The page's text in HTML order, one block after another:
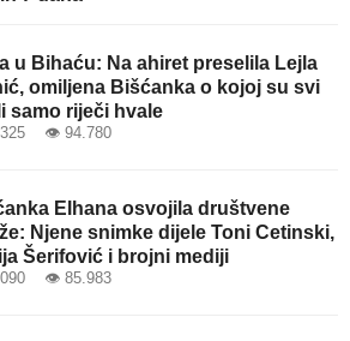
u Bihaću: Na ahiret preselila Lejla
omiljena Bišćanka o kojoj su svi
samo riječi hvale
👁 94.780
Elhana osvojila društvene
Njene snimke dijele Toni Cetinski,
Šerifović i brojni mediji
👁 85.983